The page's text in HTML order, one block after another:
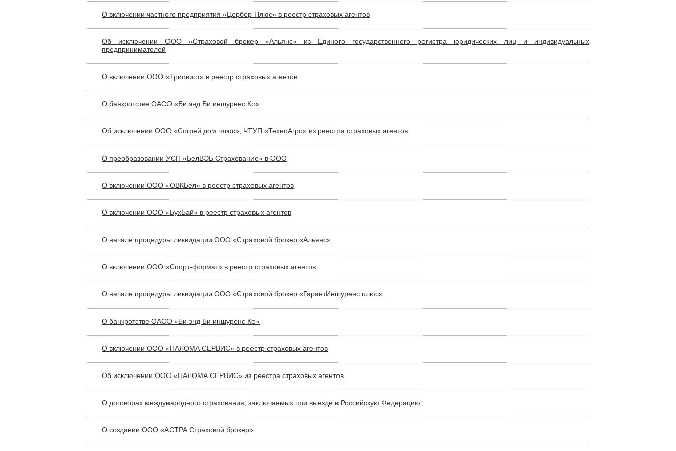
О включении частного предприятия «Цербер Плюс» в реестр страховых агентов
Об исключении ООО «Страховой брокер «Альянс» из Единого государственного регистра юридических лиц и индивидуальных
предпринимателей
О включении ООО «Триовист» в реестр страховых агентов
О банкротстве ОАСО «Би энд Би иншуренс Ко»
Об исключении ООО «Согрей дом плюс», ЧТУП «ТехноАгро» из реестра страховых агентов
О преобразовании УСП «БелВЭБ Страхование» в ООО
О включении ООО «ОВКБел» в реестр страховых агентов
О включении ООО «БухБай» в реестр страховых агентов
О начале процедуры ликвидации ООО «Страховой брокер «Альянс»
О включении ООО «Спорт-формат» в реестр страховых агентов
О начале процедуры ликвидации ООО «Страховой брокер «ГарантИншуренс плюс»
О банкротстве ОАСО «Би энд Би иншуренс Ко»
О включении ООО «ПАЛОМА СЕРВИС» в реестр страховых агентов
Об исключении ООО «ПАЛОМА СЕРВИС» из реестра страховых агентов
О договорах международного страхования, заключаемых при выезде в Российскую Федерацию
О создании ООО «АСТРА Страховой брокер»